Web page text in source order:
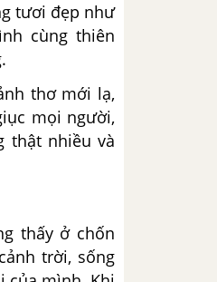
tươi đẹp như
cùng thiên
thơ mới lạ,
mọi người,
thật nhiều và
thấy ở chốn
trời, sống